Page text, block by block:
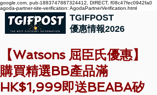
google.com, pub-1883747887324412, DIRECT, f08c47fec0942fa0
agoda-partner-site-verification: AgodaPartnerVerification.html
TGIFPOST
優惠情報2026
【Watsons 屈臣氏優惠】
購買精選BB產品滿
HK$1,999即送BEABA矽